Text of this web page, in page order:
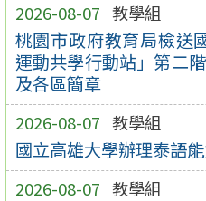
2026-08-07 教學組
桃園市政府教育局檢送
運動共學行動站」第二
及各區簡章
2026-08-07 教學組
國立高雄大學辦理泰語
2026-08-07 教學組